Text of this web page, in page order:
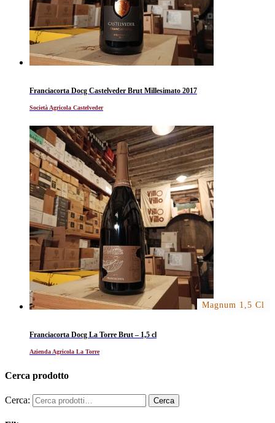
Franciacorta Docg Castelveder Brut Millesimato 2017
Società Agricola Castelveder
Magnum 1,5 Cl
Franciacorta Docg La Torre Brut – 1,5 cl
Azienda Agricola La Torre
Cerca prodotto
Cerca: